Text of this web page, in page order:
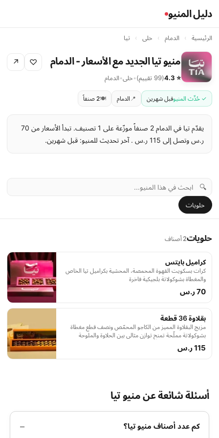
دليل المنيو
الرئيسية › الدمام › حلى › تيا
منيو تيا الجديد مع الأسعار - الدمام
⭐ 4.3 (99 تقييم) •حلى•الدمام
♡
↗
✓ حُدِّث المنيوقبل شهرين 📍 الدمام 🍽️2 صنفاً
يقدّم تيا في الدمام 2 صنفاً موزّعة على 1 تصنيف. تبدأ الأسعار من 70
ر.س وتصل إلى 115 ر.س . آخر تحديث للمنيو: قبل شهرين.
🔍
حلويات
حلويات2 أصناف
كراميل بايتس
كرات بسكويت القهوة المحمصة، المحشية بكراميل تيا الخاص
والمغطاة بشوكولاتة بلجيكية فاخرة
70 ر.س
بقلاوة 36 قطعة
مزيج البقلاوة المميز من الكاجو المحمّص ونصف قطع مغطاة
بشوكولاتة مملّحة تمنح توازن مثالي بين الحلاوة والملوحة
115 ر.س
أسئلة شائعة عن منيو تيا
كم عدد أصناف منيو تيا؟